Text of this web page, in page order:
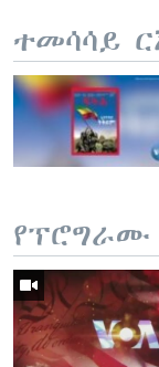
ተመሳሳይ